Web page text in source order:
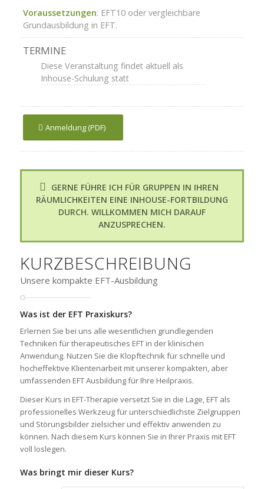
Voraussetzungen: EFT10 oder vergleichbare
Grundausbildung in EFT.
TERMINE
Diese Veranstaltung findet aktuell als
Inhouse-Schulung statt
Anmeldung (PDF)
GERNE FÜHRE ICH FÜR GRUPPEN IN IHREN
RÄUMLICHKEITEN EINE INHOUSE-FORTBILDUNG
DURCH. WILLKOMMEN MICH DARAUF
ANZUSPRECHEN.
KURZBESCHREIBUNG
Unsere kompakte EFT-Ausbildung
Was ist der EFT Praxiskurs?
Erlernen Sie bei uns alle wesentlichen grundlegenden
Techniken für therapeutisches EFT in der klinischen
Anwendung. Nutzen Sie die Klopftechnik für schnelle und
hocheffektive Klientenarbeit mit unserer kompakten, aber
umfassenden EFT Ausbildung für Ihre Heilpraxis.
Dieser Kurs in EFT-Therapie versetzt Sie in die Lage, EFT als
professionelles Werkzeug für unterschiedlichste Zielgruppen
und Störungsbilder zielsicher und effektiv anwenden zu
können. Nach diesem Kurs können Sie in Ihrer Praxis mit EFT
voll loslegen.
Was bringt mir dieser Kurs?